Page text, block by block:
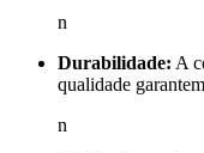
n
Durabilidade: A
qualidade
n